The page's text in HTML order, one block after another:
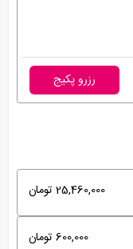
رزرو پکیج
25,460,000 تومان
600,000 تومان